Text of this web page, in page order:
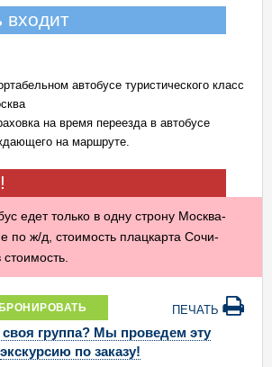
входит
автобусе туристического класс
на время переезда в автобусе
на маршруте.
едет только в одну строну Москва-
по ж/д, стоимость плацкарта Сочи-
ПЕЧАТЬ
своя группа? Мы проведем эту
экскурсию по заказу!